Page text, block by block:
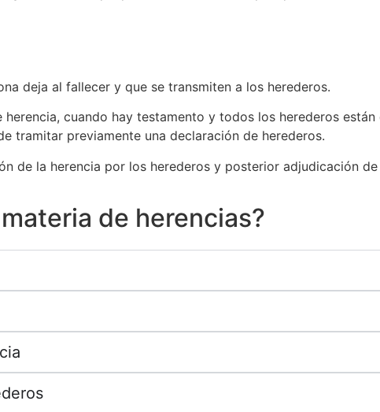
deja al fallecer y que se transmiten a los herederos.
cuando hay testamento y todos los herederos
tramitar previamente una declaración de herederos.
de la herencia por los herederos y posterior adjudicación de
de herencias?